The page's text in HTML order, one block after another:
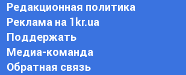
Редакционная политика
Реклама на 1kr.ua
Поддержать
Медиа-команда
Обратная связь